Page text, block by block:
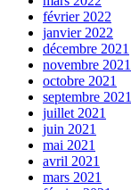
février 2022
janvier 2022
décembre 2021
novembre 2021
octobre 2021
septembre 2021
juillet 2021
juin 2021
mai 2021
avril 2021
mars 2021